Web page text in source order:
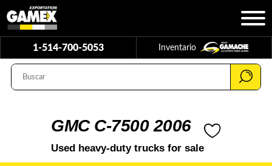
1-514-700-5053 Inventario
GMC C-7500 2006
Used heavy-duty trucks for sale